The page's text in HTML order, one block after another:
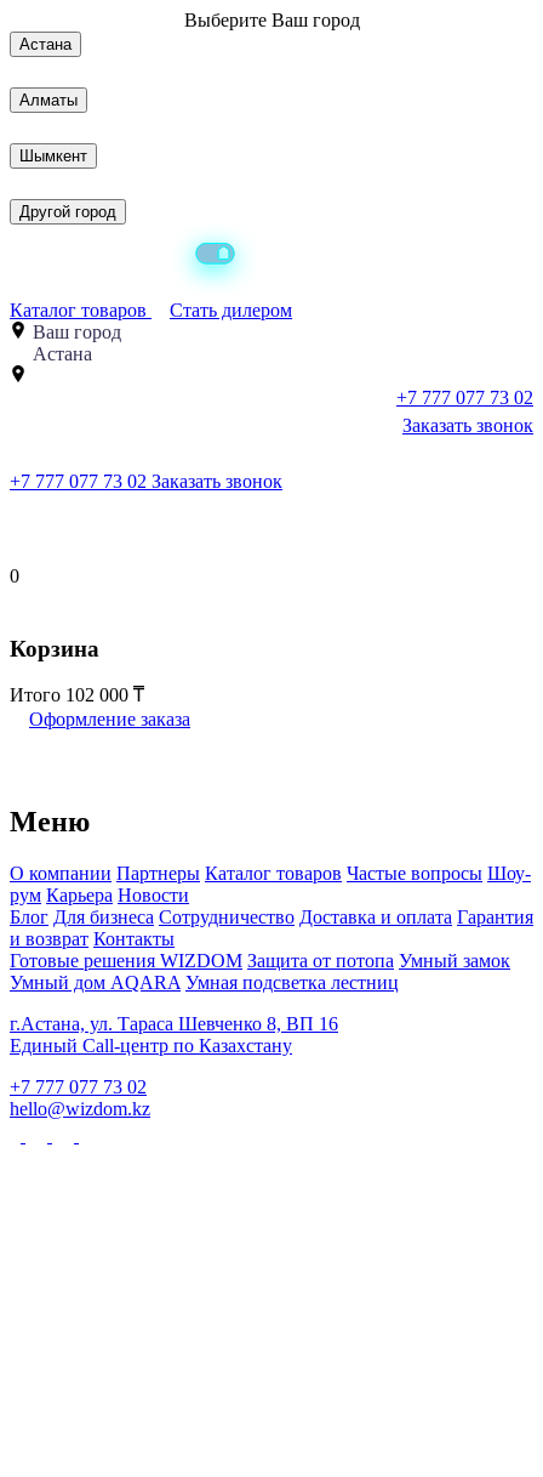
Выберите Ваш город
Астана
Алматы
Шымкент
Другой город
Каталог товаров
Стать дилером
Ваш город
Астана
+7 777 077 73 02
Заказать звонок
+7 777 077 73 02 Заказать звонок
0
Корзина
Итого 102 000
Оформление заказа
Меню
О компании Партнеры Каталог товаров Частые вопросы Шоу-
рум Карьера Новости
Блог Для бизнеса Сотрудничество Доставка и оплата Гарантия
и возврат Контакты
Готовые решения WIZDOM Защита от потопа Умный замок
Умный дом AQARA Умная подсветка лестниц
г.Астана, ул. Тараса Шевченко 8, ВП 16
Единый Call-центр по Казахстану
+7 777 077 73 02
hello@wizdom.kz